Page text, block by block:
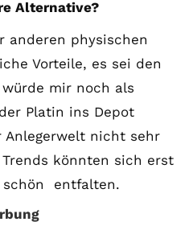
Alternative?
anderen physischen
Vorteile, es sei den
mir noch als
Platin ins Depot
Anlegerwelt nicht sehr
könnten sich erst
entfalten.